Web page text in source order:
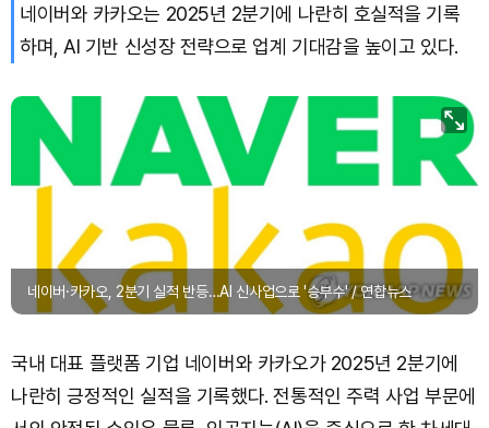
TRON (TRX) ₩466.1(+0.12%)
Dogecoin (DOGE) ₩ (+1.13%)
Bitcoin (BTC) ₩92,344,644(+0.49%)
네이버와 카카오는 2025년 2분기에 나란히 호실적을 기록
하며, AI 기반 신성장 전략으로 업계 기대감을 높이고 있다.
네이버·카카오, 2분기 실적 반등…AI 신사업으로 '승부수' / 연합뉴스
국내 대표 플랫폼 기업 네이버와 카카오가 2025년 2분기에
나란히 긍정적인 실적을 기록했다. 전통적인 주력 사업 부문에